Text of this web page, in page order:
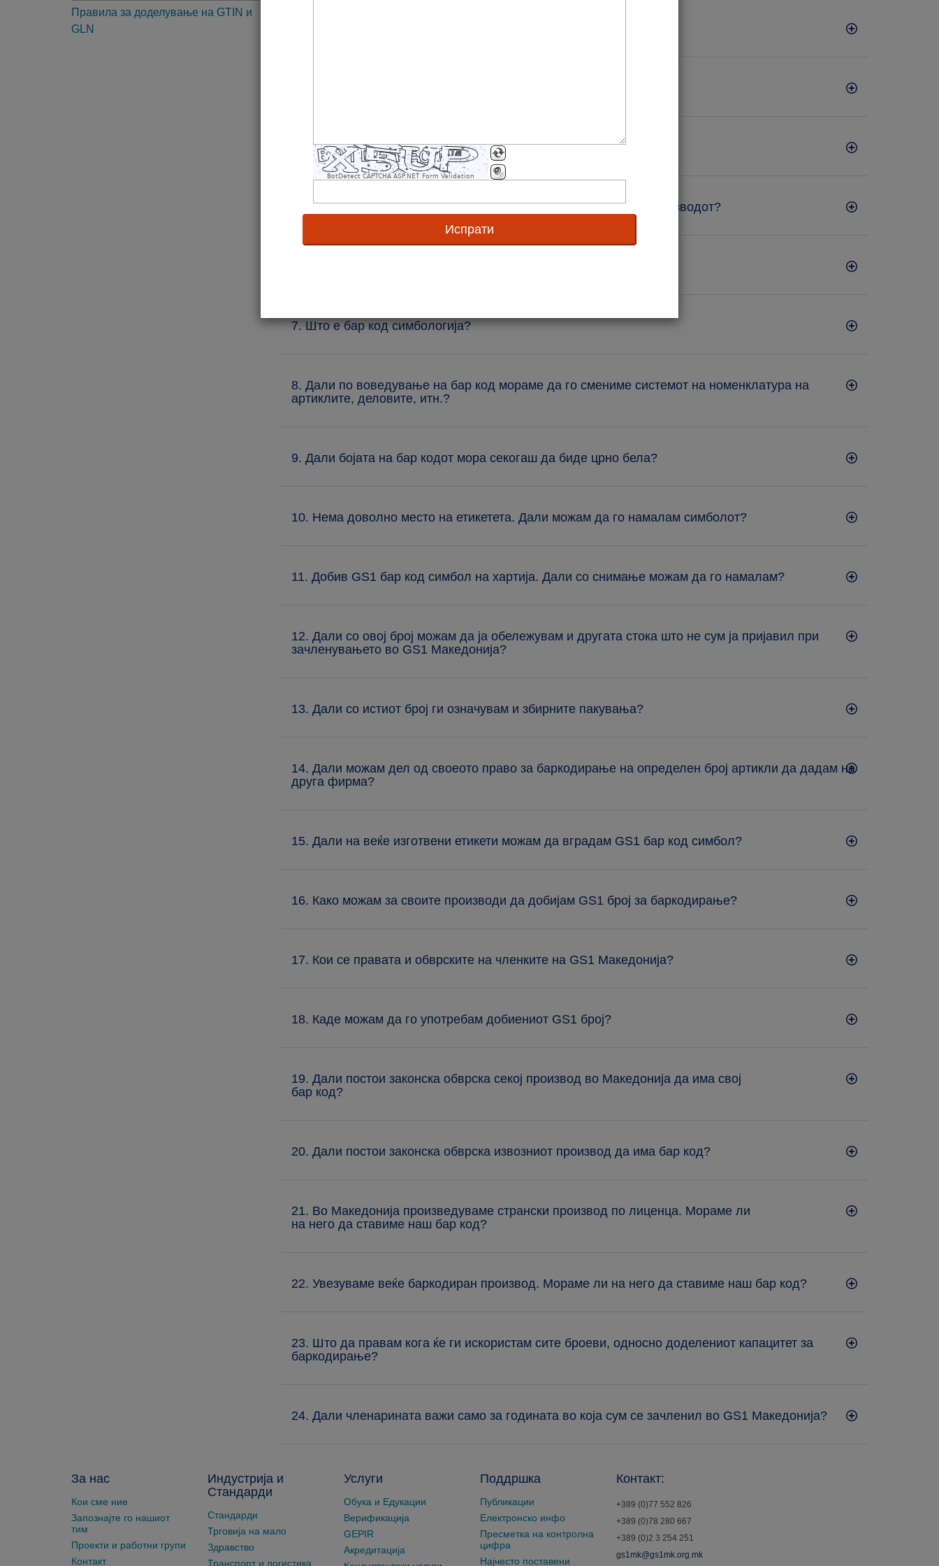
Правила за доделување на GTIN и
GLN
BotDetect CAPTCHA ASP.NET Form Validation
4. Што е GS1 број?
5. Дали првите бројки говорат за земјата од каде потекнува производот?
7. Што е бар код симбологија?
8. Дали по воведување на бар код мораме да го смениме системот на номенклатура на
артиклите, деловите, итн.?
9. Дали бојата на бар кодот мора секогаш да биде црно бела?
10. Нема доволно место на етикетета. Дали можам да го намалам симболот?
11. Добив GS1 бар код симбол на хартија. Дали со снимање можам да го намалам?
12. Дали со овој број можам да ја обележувам и другата стока што не сум ја пријавил при
зачленувањето во GS1 Македонија?
13. Дали со истиот број ги означувам и збирните пакувања?
14. Дали можам дел од своеото право за баркодирање на определен број артикли да дадам на
друга фирма?
15. Дали на веќе изготвени етикети можам да вградам GS1 бар код симбол?
16. Како можам за своите производи да добијам GS1 број за баркодирање?
17. Кои се правата и обврските на членките на GS1 Македонија?
18. Каде можам да го употребам добиениот GS1 број?
19. Дали постои законска обврска секој производ во Македонија да има свој
бар код?
20. Дали постои законска обврска извозниот производ да има бар код?
21. Во Македонија произведуваме странски производ по лиценца. Мораме ли
на него да ставиме наш бар код?
22. Увезуваме веќе баркодиран производ. Мораме ли на него да ставиме наш бар код?
23. Што да правам кога ќе ги искористам сите броеви, односно доделениот капацитет за
баркодирање?
24. Дали членарината важи само за годината во која сум се зачленил во GS1 Македонија?
За нас
Кои сме ние
Запознајте го нашиот
тим
Проекти и работни групи
Контакт
Индустрија и
Стандарди
Стандарди
Трговија на мало
Здравство
Транспорт и логистика
Услуги
Обука и Едукации
Верификација
GEPIR
Акредитација
Поддршка
Публикации
Електронско инфо
Пресметка на контролна
цифра
Најчесто поставени
Контакт:
+389 (0)77 552 826
+389 (0)78 280 667
+389 (0)2 3 254 251
gs1mk@gs1mk.org.mk